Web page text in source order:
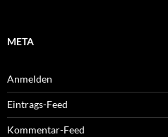
META
Anmelden
Eintrags-Feed
Kommentar-Feed